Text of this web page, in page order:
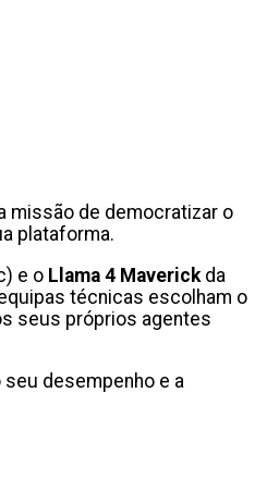
missão de democratizar o
plataforma.
e o Llama 4 Maverick da
técnicas escolham o
seus próprios agentes
desempenho e a